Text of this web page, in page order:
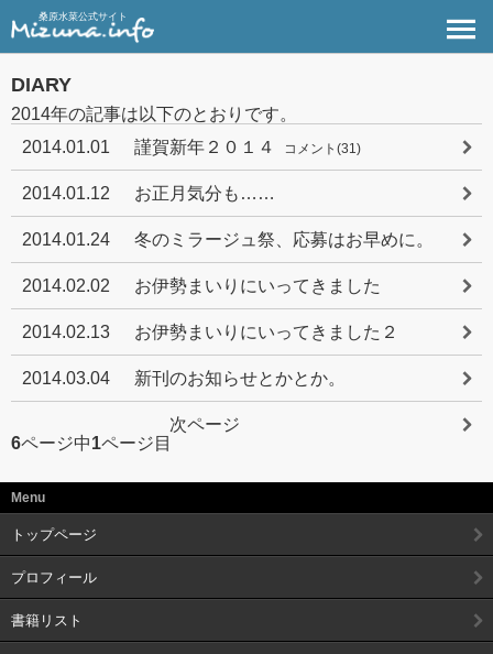
桑原水菜公式サイト
DIARY
2014年の記事は以下のとおりです。
2014.01.01
謹賀新年２０１４ コメント(31)
2014.01.12 お正月気分も……
2014.01.24 冬のミラージュ祭、応募はお早めに。
2014.02.02 お伊勢まいりにいってきました
2014.02.13 お伊勢まいりにいってきました２
2014.03.04 新刊のお知らせとかとか。
次ページ
6ページ中1ページ目
Menu
トップページ
プロフィール
書籍リスト